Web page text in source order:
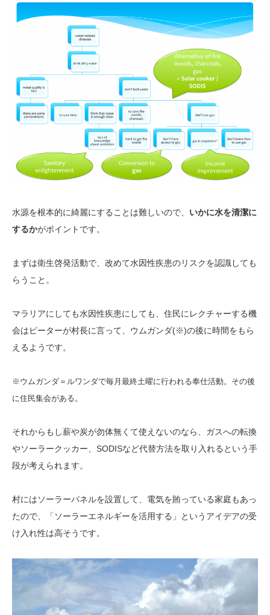
水源を根本的に綺麗にすることは難しいので、 いかに水を清潔に
するかがポイントです。
まずは衛生啓発活動で、改めて水因性疾患のリスクを認識しても
らうこと。
マラリアにしても水因性疾患にしても、住民にレクチャーする機
会はピーターが村長に言って、ウムガンダ(※)の後に時間をもら
えるようです。
※ウムガンダ＝ルワンダで毎月最終土曜に行われる奉仕活動。その後
に住民集会がある。
それからもし薪や炭が勿体無くて使えないのなら、ガスへの転換
やソーラークッカー、SODISなど代替方法を取り入れるという手
段が考えられます。
村にはソーラーパネルを設置して、電気を賄っている家庭もあっ
たので、「ソーラーエネルギーを活用する」というアイデアの受
け入れ性は高そうです。